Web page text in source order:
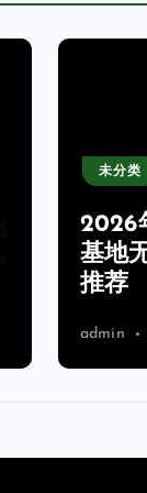
未分类
2026
测：
装饰
admin